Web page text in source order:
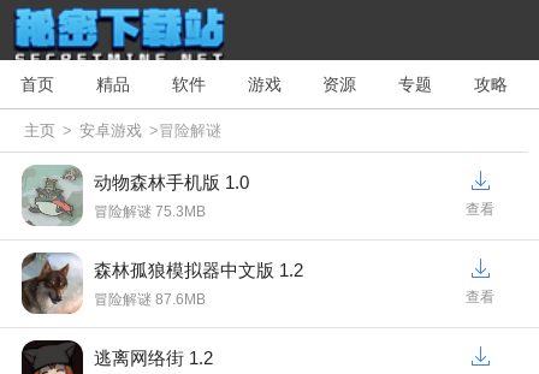
首页 精品 软件 游戏 资源 专题 攻略
主页 > 安卓游戏 >冒险解谜
动物森林手机版 1.0
冒险解谜 75.3MB 查看
森林孤狼模拟器中文版 1.2
冒险解谜 87.6MB 查看
逃离网络街 1.2